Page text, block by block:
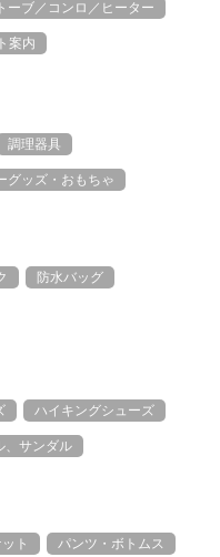
ーブ／コンロ／ヒーター
案内
調理器具
グッズ・おもちゃ
防水バッグ
ハイキングシューズ
、サンダル
ト パンツ・ボトムス